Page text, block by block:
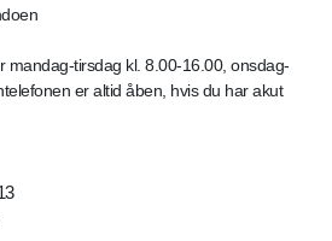
mandag-tirsdag kl. 8.00-16.00, onsdag-
er altid åben, hvis du har akut